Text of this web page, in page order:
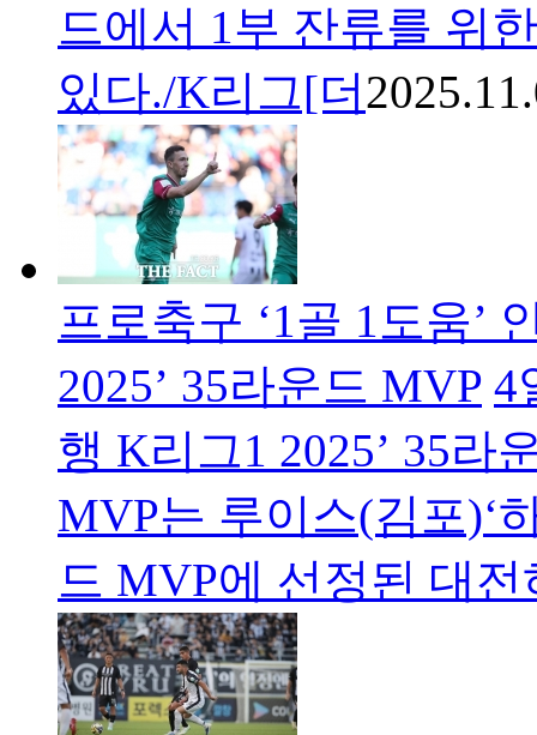
드에서 1부 잔류를 위
있다./K리그[더
프로축구 ‘1골 1도움’
2025’ 35라운드 MVP 4
행 K리그1 2025’ 35라
MVP는 루이스(김포)‘
드 MVP에 선정된 대전